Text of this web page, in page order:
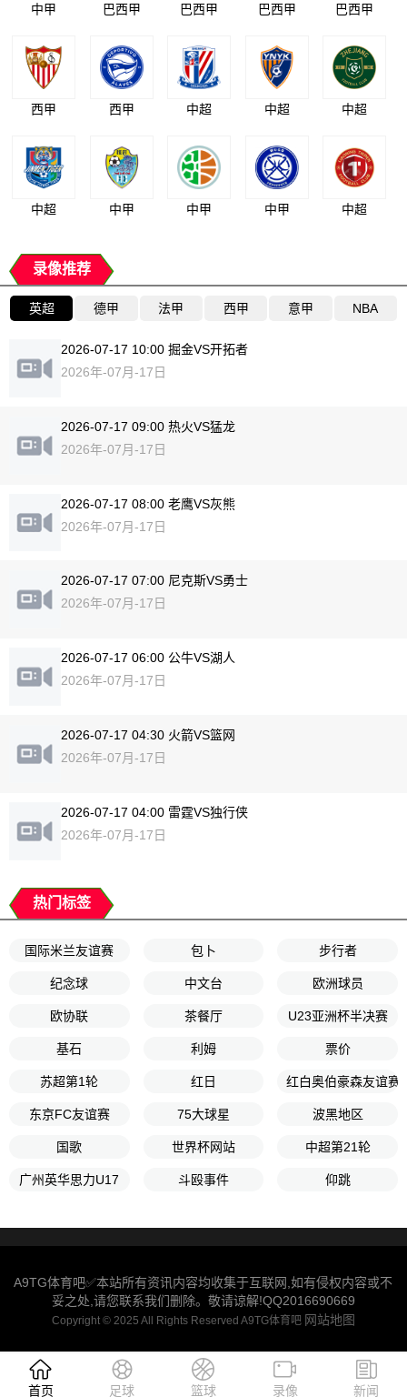
中甲 巴西甲 巴西甲 巴西甲 巴西甲
西甲 西甲 中超 中超 中超
中超 中甲 中甲 中甲 中超
录像推荐
英超 德甲 法甲 西甲 意甲 NBA
2026-07-17 10:00 掘金VS开拓者
2026年-07月-17日
2026-07-17 09:00 热火VS猛龙
2026年-07月-17日
2026-07-17 08:00 老鹰VS灰熊
2026年-07月-17日
2026-07-17 07:00 尼克斯VS勇士
2026年-07月-17日
2026-07-17 06:00 公牛VS湖人
2026年-07月-17日
2026-07-17 04:30 火箭VS篮网
2026年-07月-17日
2026-07-17 04:00 雷霆VS独行侠
2026年-07月-17日
热门标签
国际米兰友谊赛 包卜 步行者
纪念球 中文台 欧洲球员
欧协联 茶餐厅 U23亚洲杯半决赛
基石 利姆 票价
苏超第1轮 红日 红白奥伯豪森友谊赛
东京FC友谊赛 75大球星 波黑地区
国歌 世界杯网站 中超第21轮
广州英华思力U17 斗殴事件 仰跳
A9TG体育吧✅本站所有资讯内容均收集于互联网,如有侵权内容或不
妥之处,请您联系我们删除。敬请谅解!QQ2016690669
Copyright © 2025 All Rights Reserved A9TG体育吧 网站地图
首页 足球 篮球 录像 新闻